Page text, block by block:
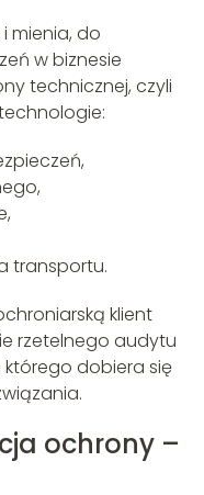
mienia, do
w biznesie
technicznej, czyli
transportu.
klient
rzetelnego audytu
dobiera się
ochrony –